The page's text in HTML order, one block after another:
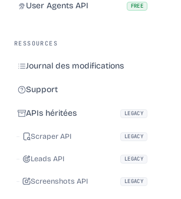
User Agents API FREE
RESSOURCES
Journal des modifications
Support
APIs héritées LEGACY
Scraper API LEGACY
Leads API LEGACY
Screenshots API LEGACY